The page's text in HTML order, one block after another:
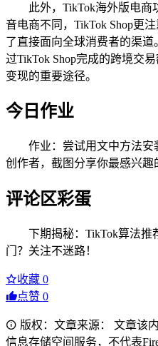
此外，TikTok海外版电
音电商不同，TikTok Shop更
了直接面向全球消费者的渠道
过TikTok Shop完成的跨境交
变现的重要途径。
今日作业
作业：尝试用文中方法安
创作者，截图分享你最感兴趣
评论区彩蛋
下期揭秘：TikTok算法推
门？关注不迷路！
收藏 0
点赞 0
版权：文章来源： 文章该
信息存储空间服务，不代表